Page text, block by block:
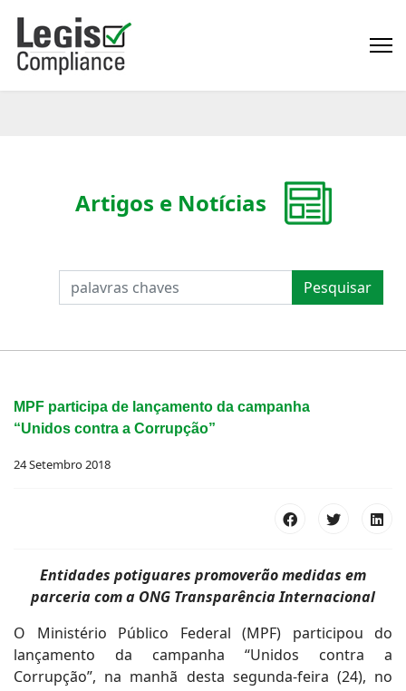
PESQUISAR Pesquisar
Artigos e Notícias
MPF participa de lançamento da campanha
“Unidos contra a Corrupção”
24 Setembro 2018
Entidades potiguares promoverão medidas em
parceria com a ONG Transparência Internacional
O Ministério Público Federal (MPF) participou do
lançamento da campanha “Unidos contra a
Corrupção”, na manhã desta segunda-feira (24), no